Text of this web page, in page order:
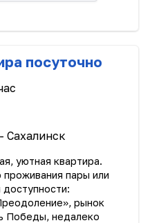
посуточно
уютная квартира.
пары или
рынок
Победы, недалеко